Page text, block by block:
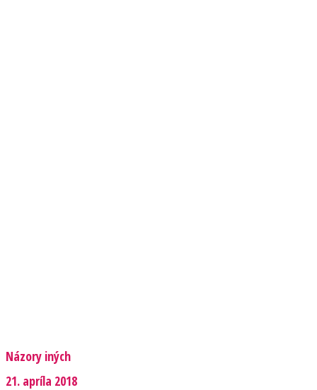
Názory iných
21. apríla 2018